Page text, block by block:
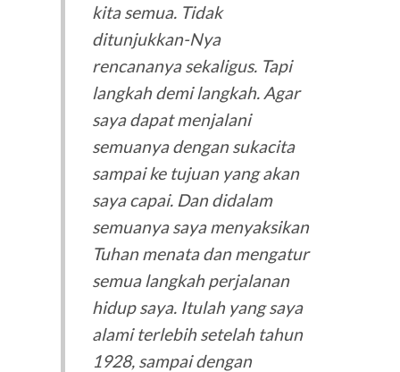
kita semua. Tidak
ditunjukkan-Nya
rencananya sekaligus. Tapi
langkah demi langkah. Agar
saya dapat menjalani
semuanya dengan sukacita
sampai ke tujuan yang akan
saya capai. Dan didalam
semuanya saya menyaksikan
Tuhan menata dan mengatur
semua langkah perjalanan
hidup saya. Itulah yang saya
alami terlebih setelah tahun
1928, sampai dengan